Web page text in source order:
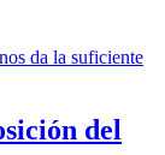
da la suficiente
del